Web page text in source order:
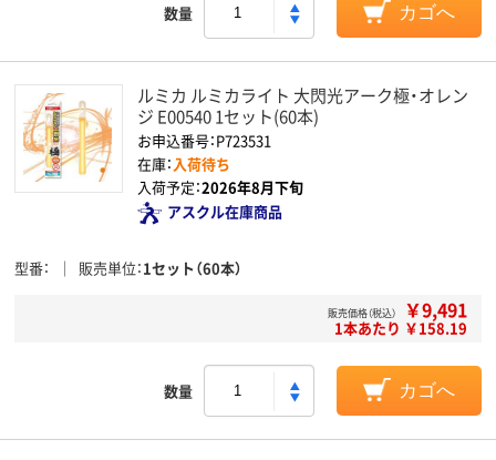
数量 カゴへ
ルミカ ルミカライト 大閃光アーク極・オレン
ジ E00540 1セット(60本)
お申込番号：P723531
在庫：入荷待ち
入荷予定：2026年8月下旬
アスクル在庫商品
型番 販売単位 1セット（60本）
販売価格（税込） ￥9,491
1本あたり ￥158.19
数量 カゴへ